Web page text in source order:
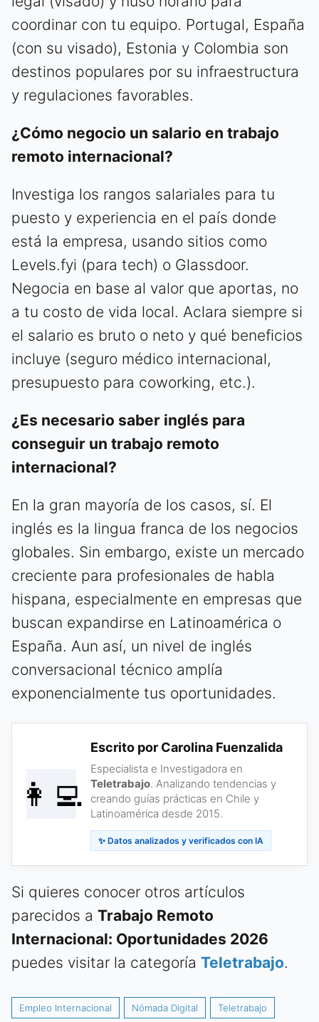
coordinar con tu equipo. Portugal, España
(con su visado), Estonia y Colombia son
destinos populares por su infraestructura
y regulaciones favorables.
¿Cómo negocio un salario en trabajo
remoto internacional?
Investiga los rangos salariales para tu
puesto y experiencia en el país donde
está la empresa, usando sitios como
Levels.fyi (para tech) o Glassdoor.
Negocia en base al valor que aportas, no
a tu costo de vida local. Aclara siempre si
el salario es bruto o neto y qué beneficios
incluye (seguro médico internacional,
presupuesto para coworking, etc.).
¿Es necesario saber inglés para
conseguir un trabajo remoto
internacional?
En la gran mayoría de los casos, sí. El
inglés es la lingua franca de los negocios
globales. Sin embargo, existe un mercado
creciente para profesionales de habla
hispana, especialmente en empresas que
buscan expandirse en Latinoamérica o
España. Aun así, un nivel de inglés
conversacional técnico amplía
exponencialmente tus oportunidades.
👩‍💻
Escrito por Carolina Fuenzalida
Especialista e Investigadora en
Teletrabajo. Analizando tendencias y
creando guías prácticas en Chile y
Latinoamérica desde 2015.
✨ Datos analizados y verificados con IA
Si quieres conocer otros artículos
parecidos a Trabajo Remoto
Internacional: Oportunidades 2026
puedes visitar la categoría Teletrabajo.
Empleo Internacional Nómada Digital Teletrabajo